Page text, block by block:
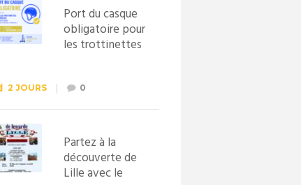
Port du casque
obligatoire pour
les trottinettes
septembre
2026
2 JOURS 0
Partez à la
découverte de
Lille avec le